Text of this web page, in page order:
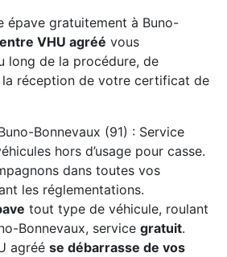
épave gratuitement à Buno-
VHU agréé vous
long de la procédure, de
la réception de votre certificat de
Bonnevaux (91) : Service
hors d’usage pour casse.
dans toutes vos
les réglementations.
tout type de véhicule, roulant
Bonnevaux, service gratuit.
agréé se débarrasse de vos